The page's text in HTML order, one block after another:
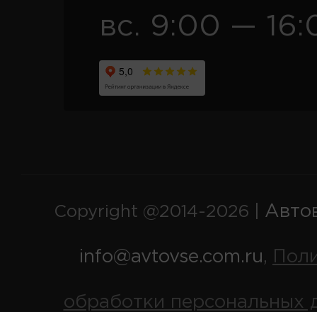
вс. 9:00 —
Copyright @2014-2026 |
info@avtovse.com.ru,
обработки персональных